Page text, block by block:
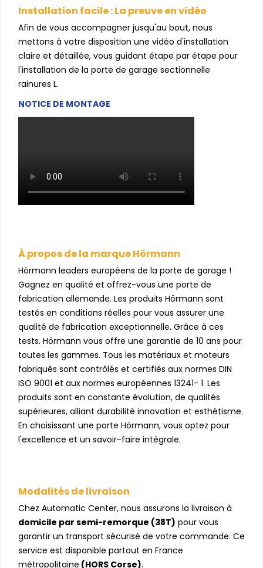
Installation facile : La preuve en vidéo
Afin de vous accompagner jusqu'au bout, nous
mettons à votre disposition une vidéo d'installation
claire et détaillée, vous guidant étape par étape pour
l'installation de la porte de garage sectionnelle
rainures L.
NOTICE DE MONTAGE
À propos de la marque Hörmann
Hörmann leaders européens de la porte de garage !
Gagnez en qualité et offrez-vous une porte de
fabrication allemande. Les produits Hörmann sont
testés en conditions réelles pour vous assurer une
qualité de fabrication exceptionnelle. Grâce à ces
tests. Hörmann vous offre une garantie de 10 ans pour
toutes les gammes. Tous les matériaux et moteurs
fabriqués sont contrôlés et certifiés aux normes DIN
ISO 9001 et aux normes européennes 13241- 1. Les
produits sont en constante évolution, de qualités
supérieures, alliant durabilité innovation et esthétisme.
En choisissant une porte Hörmann, vous optez pour
l'excellence et un savoir-faire intégrale.
Modalités de livraison
Chez Automatic Center, nous assurons la livraison à
domicile par semi-remorque (38T) pour vous
garantir un transport sécurisé de votre commande. Ce
service est disponible partout en France
métropolitaine (HORS Corse).